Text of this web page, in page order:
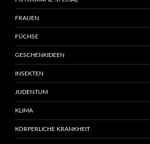
FRAUEN
FÜCHSE
GESCHENKIDEEN
INSEKTEN
JUDENTUM
KLIMA
KÖRPERLICHE KRANKHEIT